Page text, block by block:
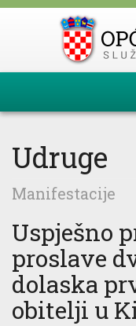
Udruge
Manifestacije
Uspješno
proslave
dolaska
obitelji u